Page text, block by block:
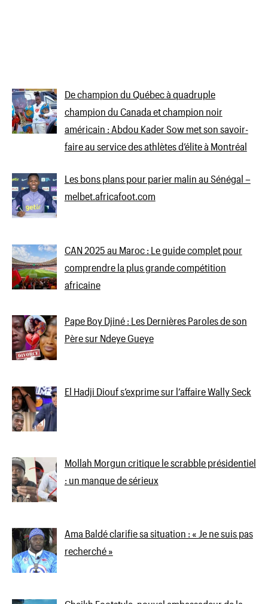
De champion du Québec à quadruple
champion du Canada et champion noir
américain : Abdou Kader Sow met son savoir-
faire au service des athlètes d’élite à Montréal
Les bons plans pour parier malin au Sénégal –
melbet.africafoot.com
CAN 2025 au Maroc : Le guide complet pour
comprendre la plus grande compétition
africaine
Pape Boy Djiné : Les Dernières Paroles de son
Père sur Ndeye Gueye
El Hadji Diouf s’exprime sur l’affaire Wally Seck
Mollah Morgun critique le scrabble présidentiel
: un manque de sérieux
Ama Baldé clarifie sa situation : « Je ne suis pas
recherché »